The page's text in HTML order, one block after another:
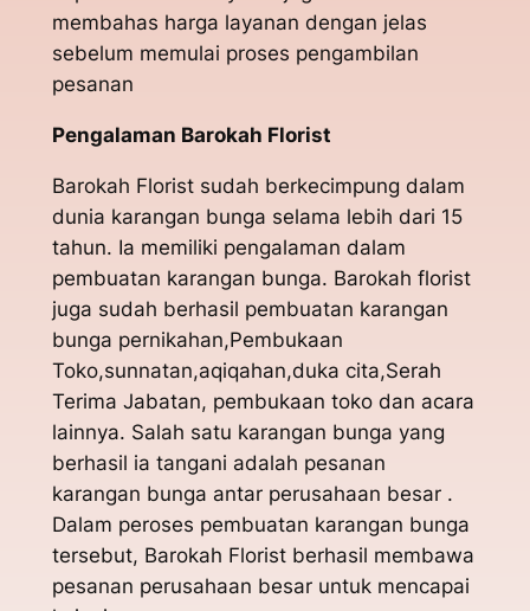
membahas harga layanan dengan jelas
sebelum memulai proses pengambilan
pesanan
Pengalaman Barokah Florist
Barokah Florist sudah berkecimpung dalam
dunia karangan bunga selama lebih dari 15
tahun. Ia memiliki pengalaman dalam
pembuatan karangan bunga. Barokah florist
juga sudah berhasil pembuatan karangan
bunga pernikahan,Pembukaan
Toko,sunnatan,aqiqahan,duka cita,Serah
Terima Jabatan, pembukaan toko dan acara
lainnya. Salah satu karangan bunga yang
berhasil ia tangani adalah pesanan
karangan bunga antar perusahaan besar .
Dalam peroses pembuatan karangan bunga
tersebut, Barokah Florist berhasil membawa
pesanan perusahaan besar untuk mencapai